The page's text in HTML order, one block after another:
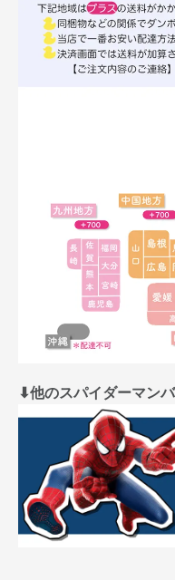
⬇︎他のスパイダーマン